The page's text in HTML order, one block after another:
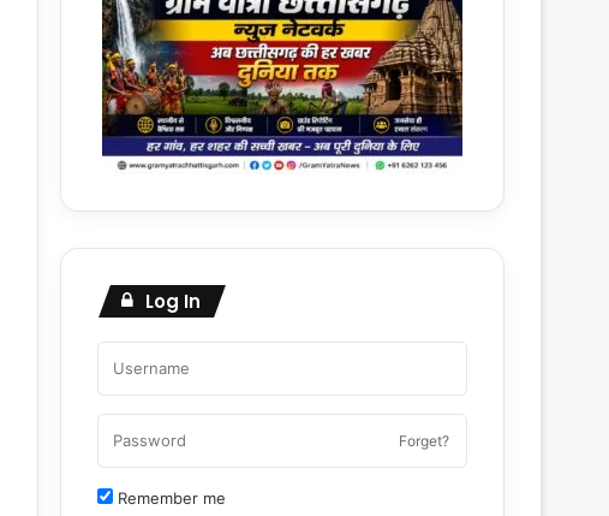
Log In
Forget?
Remember me